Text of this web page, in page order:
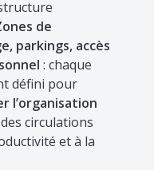
de
parkings, accès
: chaque
défini pour
l’organisation
circulations
et à la